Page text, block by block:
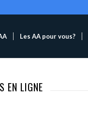
Les AA pour vous?
EN LIGNE